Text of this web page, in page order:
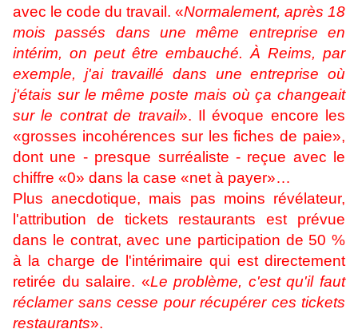
avec le code du travail. «Normalement, après 18
mois passés dans une même entreprise en
intérim, on peut être embauché. À Reims, par
exemple, j'ai travaillé dans une entreprise où
j'étais sur le même poste mais où ça changeait
sur le contrat de travail». Il évoque encore les
«grosses incohérences sur les fiches de paie»,
dont une - presque surréaliste - reçue avec le
chiffre «0» dans la case «net à payer»…
Plus anecdotique, mais pas moins révélateur,
l'attribution de tickets restaurants est prévue
dans le contrat, avec une participation de 50 %
à la charge de l'intérimaire qui est directement
retirée du salaire. «Le problème, c'est qu'il faut
réclamer sans cesse pour récupérer ces tickets
restaurants».